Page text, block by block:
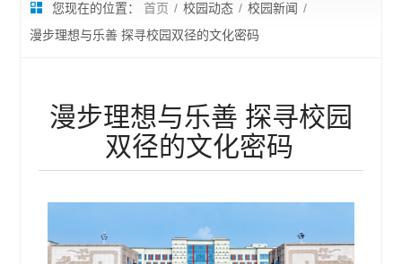
您现在的位置： 首页 / 校园动态 / 校园新闻 /
漫步理想与乐善 探寻校园双径的文化密码
漫步理想与乐善 探寻校园
双径的文化密码